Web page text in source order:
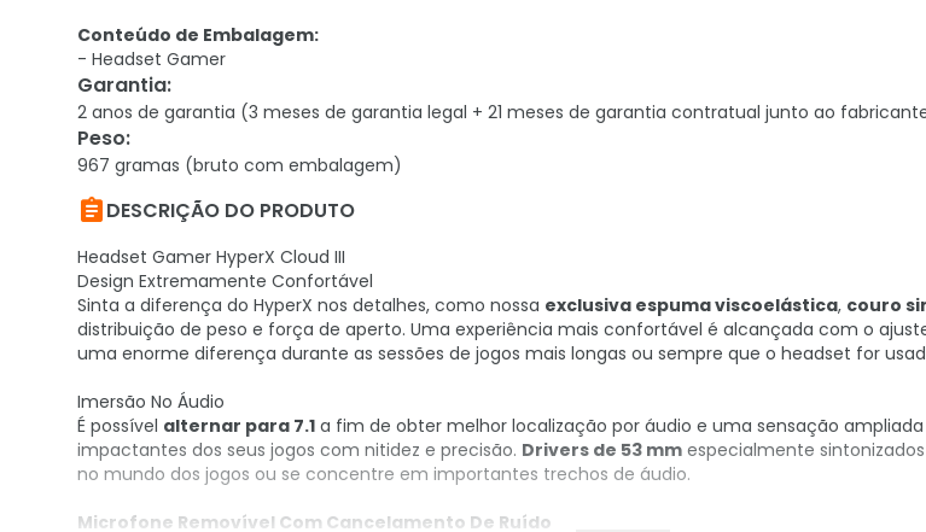
Conteúdo de Embalagem:
- Headset Gamer
Garantia:
2 anos de garantia (3 meses de garantia legal + 21 meses de garantia contratual junto ao
Peso:
967 gramas (bruto com embalagem)
DESCRIÇÃO DO PRODUTO
Headset Gamer HyperX Cloud III
Design Extremamente Confortável
Sinta a diferença do HyperX nos detalhes, como nossa exclusiva espuma viscoelástica, couro
distribuição de peso e força de aperto. Uma experiência mais confortável é alcançada com o
uma enorme diferença durante as sessões de jogos mais longas ou sempre que o headset for
Imersão No Áudio
É possível alternar para 7.1 a fim de obter melhor localização por áudio e uma sensação
impactantes dos seus jogos com nitidez e precisão. Drivers de 53 mm especialmente
no mundo dos jogos ou se concentre em importantes trechos de áudio.
Microfone Removível Com Cancelamento De Ruído